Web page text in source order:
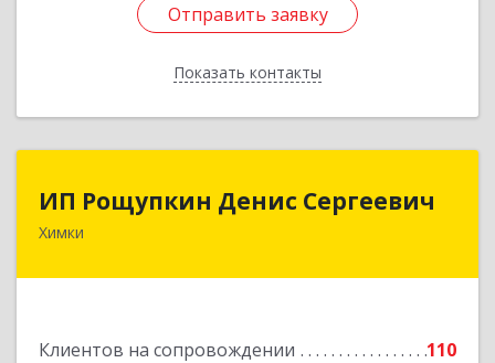
Отправить заявку
Показать контакты
Отправить заявку
Назад
ИП Рощупкин Денис Сергеевич
Химки
Клиентов на сопровождении
110
141402, Московская обл, г.о. Химки, Химки г,